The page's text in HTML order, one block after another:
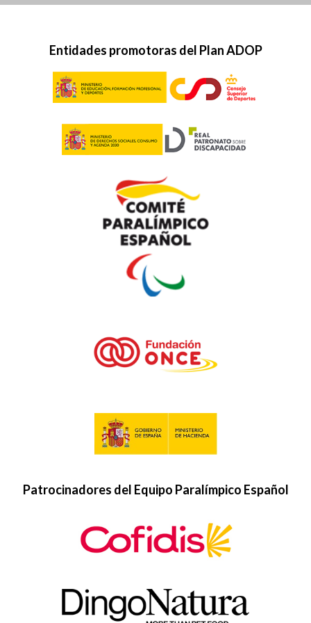
Entidades promotoras del Plan ADOP
Patrocinadores del Equipo Paralímpico Español